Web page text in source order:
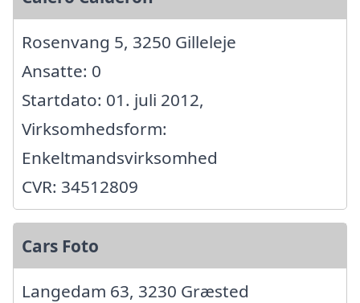
Rosenvang 5, 3250 Gilleleje
Ansatte: 0
Startdato: 01. juli 2012,
Virksomhedsform:
Enkeltmandsvirksomhed
CVR: 34512809
Cars Foto
Langedam 63, 3230 Græsted